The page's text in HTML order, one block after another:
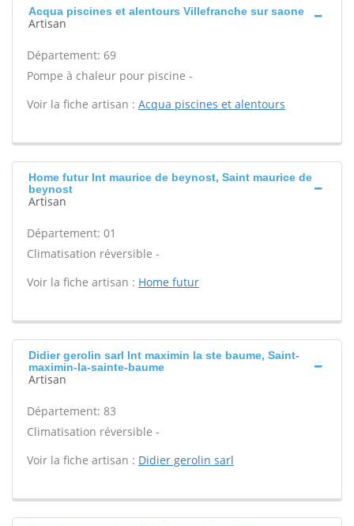
Acqua piscines et alentours Villefranche sur saone
Artisan
Département: 69
Pompe à chaleur pour piscine -
Voir la fiche artisan : Acqua piscines et alentours
Home futur Int maurice de beynost, Saint maurice de
beynost
Artisan
Département: 01
Climatisation réversible -
Voir la fiche artisan : Home futur
Didier gerolin sarl Int maximin la ste baume, Saint-
maximin-la-sainte-baume
Artisan
Département: 83
Climatisation réversible -
Voir la fiche artisan : Didier gerolin sarl